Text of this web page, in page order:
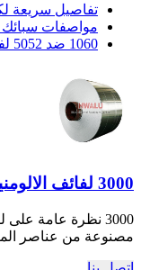
تفاصيل سريعة
مواصفات سبائك
1060 ضد 5052 لفائف الالومنيوم
3000 لفائف الالومنيوم سبيكة سلسلة
مصنوعة من عناصر المنجنيز كمكون رئيسي. المحتوى بين 1.0 و 1.5. إنها